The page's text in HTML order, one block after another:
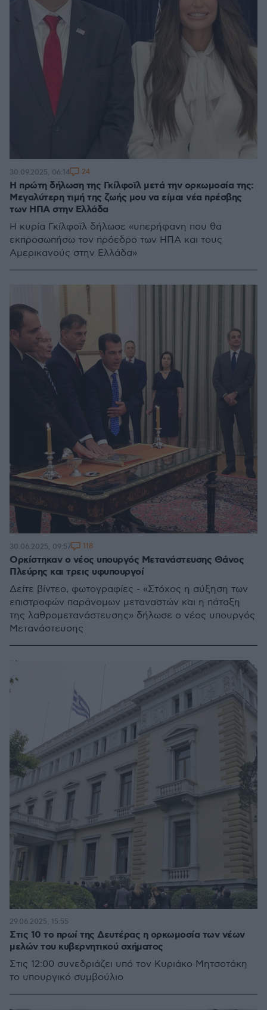
Η πρώτη δήλωση της Γκίλφοϊλ μετά την ορκωμοσία της:
Μεγαλύτερη τιμή της ζωής μου να είμαι νέα πρέσβης
των ΗΠΑ στην Ελλάδα
Η κυρία Γκίλφοϊλ δήλωσε «υπερήφανη που θα
εκπροσωπήσω τον πρόεδρο των ΗΠΑ και τους
Αμερικανούς στην Ελλάδα»
30.09.2025, 06:14 24
Ορκίστηκαν ο νέος υπουργός Μετανάστευσης Θάνος
Πλεύρης και τρεις υφυπουργοί
Δείτε βίντεο, φωτογραφίες - «Στόχος η αύξηση των
επιστροφών παράνομων μεταναστών και η πάταξη
της λαθρομετανάστευσης» δήλωσε ο νέος υπουργός
Μετανάστευσης
30.06.2025, 09:57 118
Στις 10 το πρωί της Δευτέρας η ορκωμοσία των νέων
μελών του κυβερνητικού σχήματος
Στις 12:00 συνεδριάζει υπό τον Κυριάκο Μητσοτάκη
το υπουργικό συμβούλιο
29.06.2025, 15:55